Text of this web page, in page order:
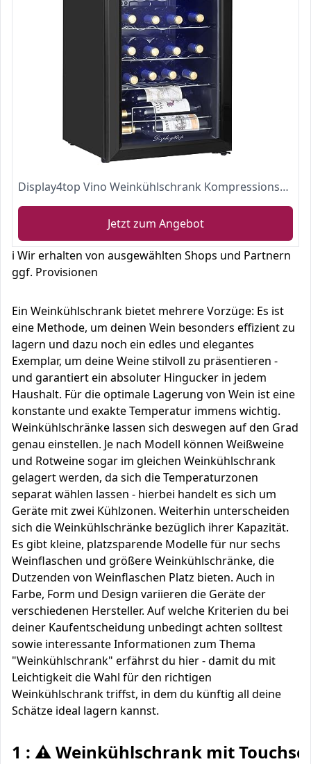
Display4top Vino Weinkühlschrank Kompressionskühler Getränkekühlschrank Unterstützt 28 Flaschen, Gehärtete Glastür, Touch-Thermostat-Panel (82L)
Jetzt zum Angebot
ℹ️ Wir erhalten von ausgewählten Shops und Partnern
ggf. Provisionen
Ein Weinkühlschrank bietet mehrere Vorzüge: Es ist
eine Methode, um deinen Wein besonders effizient zu
lagern und dazu noch ein edles und elegantes
Exemplar, um deine Weine stilvoll zu präsentieren -
und garantiert ein absoluter Hingucker in jedem
Haushalt. Für die optimale Lagerung von Wein ist eine
konstante und exakte Temperatur immens wichtig.
Weinkühlschränke lassen sich deswegen auf den Grad
genau einstellen. Je nach Modell können Weißweine
und Rotweine sogar im gleichen Weinkühlschrank
gelagert werden, da sich die Temperaturzonen
separat wählen lassen - hierbei handelt es sich um
Geräte mit zwei Kühlzonen. Weiterhin unterscheiden
sich die Weinkühlschränke bezüglich ihrer Kapazität.
Es gibt kleine, platzsparende Modelle für nur sechs
Weinflaschen und größere Weinkühlschränke, die
Dutzenden von Weinflaschen Platz bieten. Auch in
Farbe, Form und Design variieren die Geräte der
verschiedenen Hersteller. Auf welche Kriterien du bei
deiner Kaufentscheidung unbedingt achten solltest
sowie interessante Informationen zum Thema
"Weinkühlschrank" erfährst du hier - damit du mit
Leichtigkeit die Wahl für den richtigen
Weinkühlschrank triffst, in dem du künftig all deine
Schätze ideal lagern kannst.
1 : ⚠️ Weinkühlschrank mit